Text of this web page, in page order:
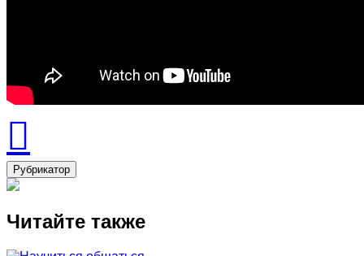
Рубрикатор
Читайте также